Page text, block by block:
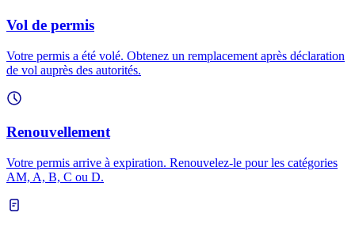
Vol de permis
Votre permis a été volé. Obtenez un remplacement après déclaration
de vol auprès des autorités.
Renouvellement
Votre permis arrive à expiration. Renouvelez-le pour les catégories
AM, A, B, C ou D.